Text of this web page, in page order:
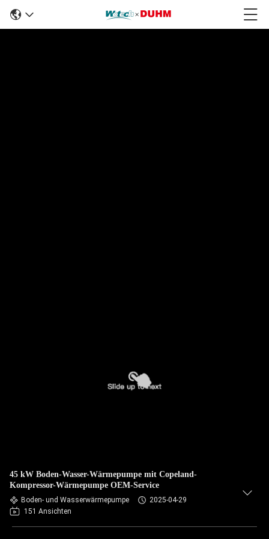
45 kW Boden-Wasser-Wärmepumpe mit Copeland-
Kompressor-Wärmepumpe OEM-Service
Boden- und Wasserwärmepumpe
2025-04-29
151 Ansichten